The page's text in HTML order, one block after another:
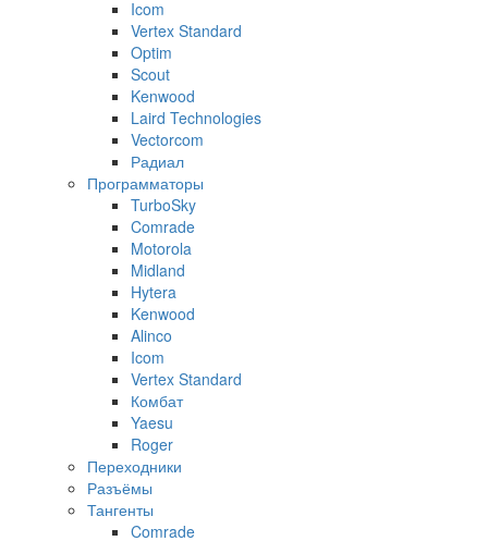
Icom
Vertex Standard
Optim
Scout
Kenwood
Laird Technologies
Vectorcom
Радиал
Программаторы
TurboSky
Comrade
Motorola
Midland
Hytera
Kenwood
Alinco
Icom
Vertex Standard
Комбат
Yaesu
Roger
Переходники
Разъёмы
Тангенты
Comrade